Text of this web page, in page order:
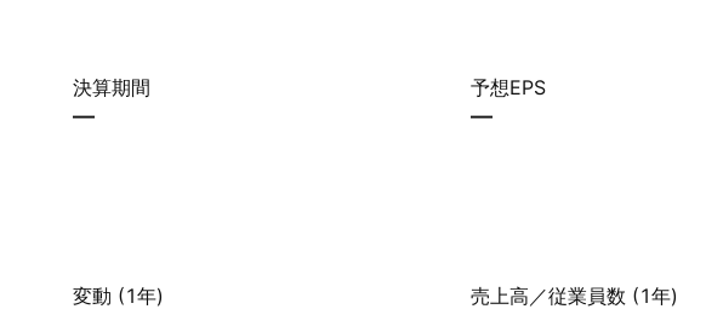
決算期間
—
予想EPS
—
変動 (1年) 売上高／従業員数 (1年)